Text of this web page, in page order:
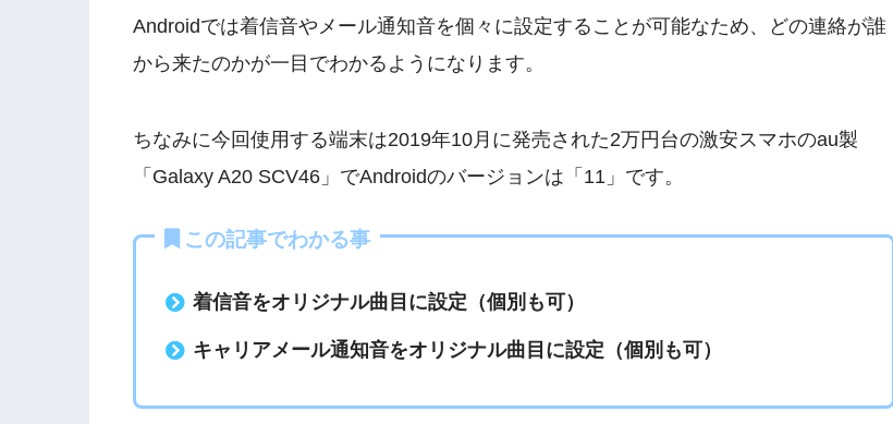
Androidでは着信音やメール通知音を個々に設定することが可能なため、どの連絡が誰
から来たのかが一目でわかるようになります。
ちなみに今回使用する端末は2019年10月に発売された2万円台の激安スマホのau製
「Galaxy A20 SCV46」でAndroidのバージョンは「11」です。
この記事でわかる事
着信音をオリジナル曲目に設定（個別も可）
キャリアメール通知音をオリジナル曲目に設定（個別も可）